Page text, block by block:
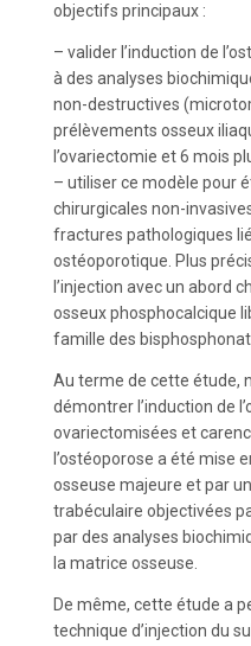
objectifs principaux :
– valider l’induction de
à des analyses
non-destructives
prélèvements osseux
l’ovariectomie et 6 mois
– utiliser ce modèle pour
chirurgicales non-
fractures pathologiques
ostéoporotique. Plus
l’injection avec un abord
osseux phosphocalcique
famille des
Au terme de cette étude,
démontrer l’induction de
ovariectomisées et
l’ostéoporose a été mise
osseuse majeure et par
trabéculaire objectivées
par des analyses
la matrice osseuse.
De même, cette étude a
technique d’injection du